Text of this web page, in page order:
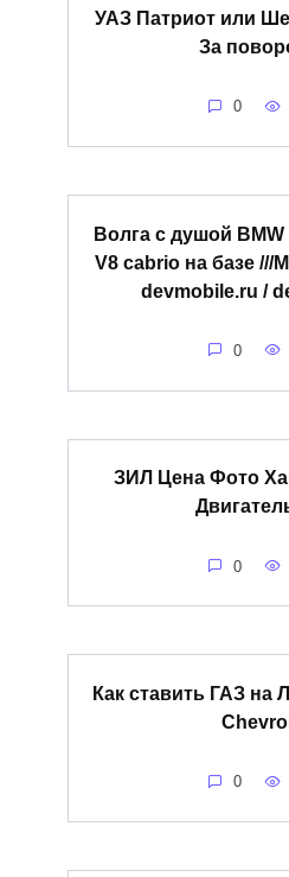
УАЗ Патриот или
За
0
Волга с душой BMW
V8 cabrio на базе ///
devmobile.ru /
0
ЗИЛ Цена Фото
0
Как ставить ГАЗ на
0